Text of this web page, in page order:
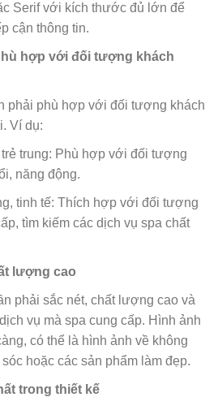
Serif với kích thước đủ lớn để
cận thông tin.
hợp với đối tượng khách
phải phù hợp với đối tượng khách
Ví dụ:
trung: Phù hợp với đối tượng
năng động.
tinh tế: Thích hợp với đối tượng
tìm kiếm các dịch vụ spa chất
lượng cao
phải sắc nét, chất lượng cao và
vụ mà spa cung cấp. Hình ảnh
có thể là hình ảnh về không
hoặc các sản phẩm làm đẹp.
trong thiết kế